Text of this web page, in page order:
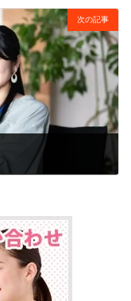
次の記事